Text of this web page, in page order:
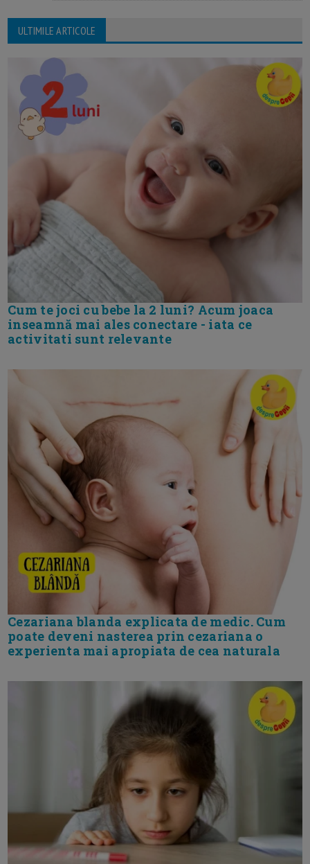
ULTIMILE ARTICOLE
Cum te joci cu bebe la 2 luni? Acum joaca
inseamnă mai ales conectare - iata ce
activitati sunt relevante
Cezariana blanda explicata de medic. Cum
poate deveni nasterea prin cezariana o
experienta mai apropiata de cea naturala